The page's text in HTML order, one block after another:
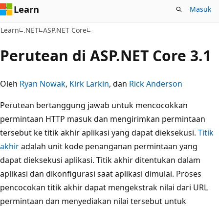
Learn Masuk
Learn .NET ASP.NET Core
Perutean di ASP.NET Core 3.1
Oleh Ryan Nowak, Kirk Larkin, dan Rick Anderson
Perutean bertanggung jawab untuk mencocokkan
permintaan HTTP masuk dan mengirimkan permintaan
tersebut ke titik akhir aplikasi yang dapat dieksekusi. Titik
akhiradalah unit kode penanganan permintaan yang
dapat dieksekusi aplikasi. Titik akhir ditentukan dalam
aplikasi dan dikonfigurasi saat aplikasi dimulai. Proses
pencocokan titik akhir dapat mengekstrak nilai dari URL
permintaan dan menyediakan nilai tersebut untuk